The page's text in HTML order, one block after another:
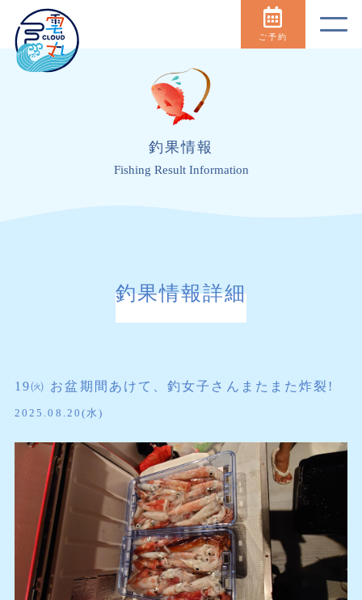
ご予約
釣果情報
Fishing Result Information
釣果情報詳細
19㈫ お盆期間あけて、釣女子さんまたまた炸裂!
2025.08.20(水)